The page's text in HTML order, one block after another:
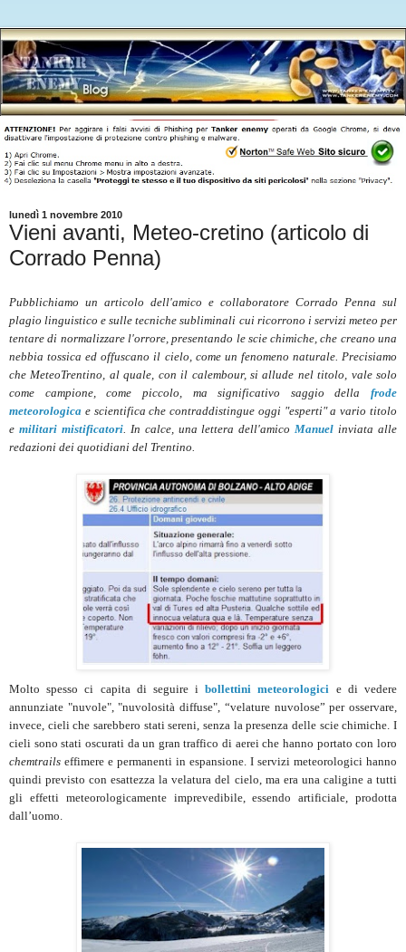
lunedì 1 novembre 2010
Vieni avanti, Meteo-cretino (articolo di
Corrado Penna)
Pubblichiamo un articolo dell'amico e collaboratore Corrado Penna sul
plagio linguistico e sulle tecniche subliminali cui ricorrono i servizi meteo per
tentare di normalizzare l'orrore, presentando le scie chimiche, che creano una
nebbia tossica ed offuscano il cielo, come un fenomeno naturale. Precisiamo
che MeteoTrentino, al quale, con il calembour, si allude nel titolo, vale solo
come campione, come piccolo, ma significativo saggio della frode
meteorologica e scientifica che contraddistingue oggi "esperti" a vario titolo
e militari mistificatori. In calce, una lettera dell'amico Manuel inviata alle
redazioni dei quotidiani del Trentino.
Molto spesso ci capita di seguire ibollettini meteorologici e di vedere
annunziate "nuvole", "nuvolosità diffuse", “velature nuvolose” per osservare,
invece, cieli che sarebbero stati sereni, senza la presenza delle scie chimiche. I
cieli sono stati oscurati da un gran traffico di aerei che hanno portato con loro
chemtrails effimere e permanenti in espansione. I servizi meteorologici hanno
quindi previsto con esattezza la velatura del cielo, ma era una caligine a tutti
gli effetti meteorologicamente imprevedibile, essendo artificiale, prodotta
dall’uomo.